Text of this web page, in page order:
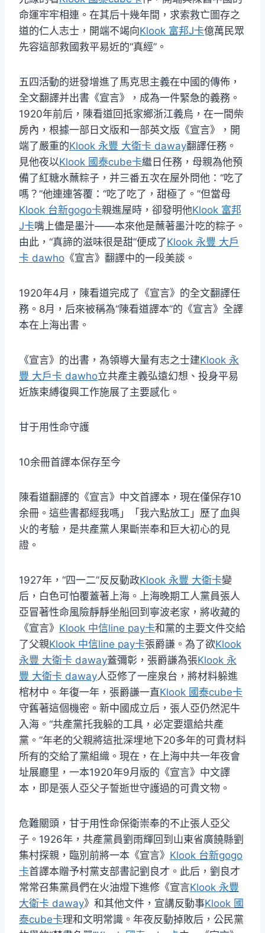
命運牢牢相連。在其后十幾年間，求索救亡圖存之
道的仁人志士，開端不竭向Klook 富邦J卡億萬民眾
先容這部救國救平易近的“真經”。
五四活動的迸發增進了馬克思主義在中國的傳佈，
全文翻譯并出書《宣言》，成為一件緊急的義務。
1920年前后，陳看道回抵家鄉浙江義烏，在一間柴
房內，根據一部日文版和一部英文版《宣言》，開
端了嚴重的Klook 永豐 大衛卡 daway翻譯任務。
見他夜以Klook 國泰cube卡繼日任務，母親為他預
備了紅糖水蘸粽子，并三番五次在屋外問他：“吃了
嗎？”他連連答覆：“吃了吃了，甜極了。”但當母
Klook 台新gogo卡親進屋時，卻發明他Klook 富邦
J卡嘴上儘是墨汁——本來他是蘸著墨汁吃的粽子。
由此，“真諦的滋味很是甜”便成了Klook 永豐 大戶
卡 dawho 《宣言》翻譯中的一段美談。
1920年4月，陳看道完成了《宣言》的全文翻譯任
務。8月，后來被稱為“陳看道譯本”的《宣言》全譯
本在上海出書。
《宣言》的出書，為領導大量有志之士建Klook 永
豐 大戶卡 dawho立共產主義弘遠幻想、投身平易
近族束縛復興工作施展了主要感化。
甘于用性命守護
10余冊首譯本保存至今
陳看道翻譯的《宣言》中文首譯本，現在僅保存10
余冊。這些書都經我嗎」「我六點放工」歷了血與
火的考驗，是共產黨人果斷崇奉和巨大初心的見
證。
1927年，“四一二”反反動政Klook 永豐 大衛卡變
后，白色可怕覆蓋著上海。上海晚期工人黨員張人
亞冒著性命風險靜靜坐船回到寧波老家，將收藏的
《宣言》 Klook 中信line pay卡和黨的主要文件交給
了父親Klook 中信line pay卡張爵謙。為了欲Klook
永豐 大衛卡 daway蓋彌彰，張爵謙為張Klook 永
豐 大衛卡 daway人亞修了一座泉台，將材料躲進
棺材中。年復一年，張爵謙一直Klook 國泰cube卡
守舊著這個機密。新中國成立后，張人亞仍然泥牛
入海。“共產黨托我躲的工具，必定要還給共產
黨。”年老的父親將這批深埋地下20多年的可貴材料
所有的交給了黨組織。現在，在上海中共一年夜會
址展廳里，一本1920年9月版的《宣言》中文譯
本，即是張人亞父子誓逝世守護過的可貴文物。
危難關頭，甘于用性命保衛崇奉的不止張人亞父
子。1926年，共產黨員劉雨輝回到山東省廣饒縣劉
集村探親，臨別前將一本《宣言》 Klook 台新gogo
卡首譯本贈予村黨支部書記劉良才。此后，劉良才
常常召集黨員們在火油燈下進修《宣言Klook 永豐
大衛卡 daway》和其他文件，宣講反動事Klook 國
泰cube卡理和文明常識。年夜反動掉敗后，公民黨